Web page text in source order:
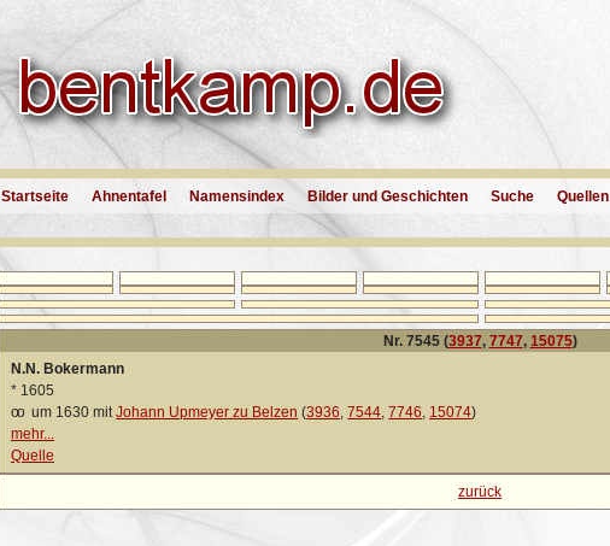
Startseite Ahnentafel Namensindex Bilder und Geschichten Suche Quellen
Nr. 7545 (3937, 7747, 15075)
N.N. Bokermann
* 1605
oo um 1630 mitJohann Upmeyer zu Belzen (3936,7544,7746, 15074)
mehr...
Quelle
zurück